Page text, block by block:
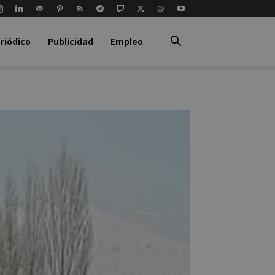
Publicidad Empleo